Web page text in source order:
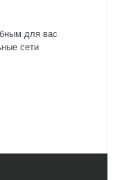
для вас
сети